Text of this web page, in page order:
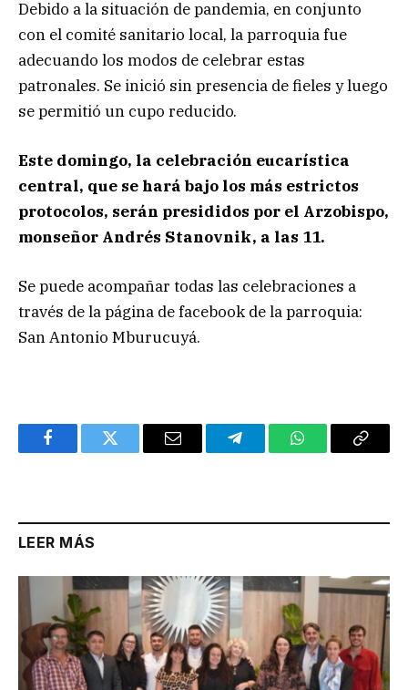
Debido a la situación de pandemia, en conjunto
con el comité sanitario local, la parroquia fue
adecuando los modos de celebrar estas
patronales. Se inició sin presencia de fieles y luego
se permitió un cupo reducido.
Este domingo, la celebración eucarística
central, que se hará bajo los más estrictos
protocolos, serán presididos por el Arzobispo,
monseñor Andrés Stanovnik, a las 11.
Se puede acompañar todas las celebraciones a
través de la página de facebook de la parroquia:
San Antonio Mburucuyá.
FacebookTwitter Email TelegramWhatsAppCopy
LEER MÁS